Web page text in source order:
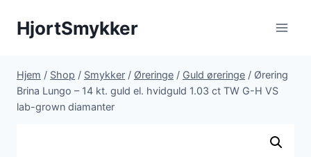
HjortSmykker
Hjem / Shop / Smykker / Øreringe / Guld øreringe / Ørering
Brina Lungo – 14 kt. guld el. hvidguld 1.03 ct TW G-H VS
lab-grown diamanter